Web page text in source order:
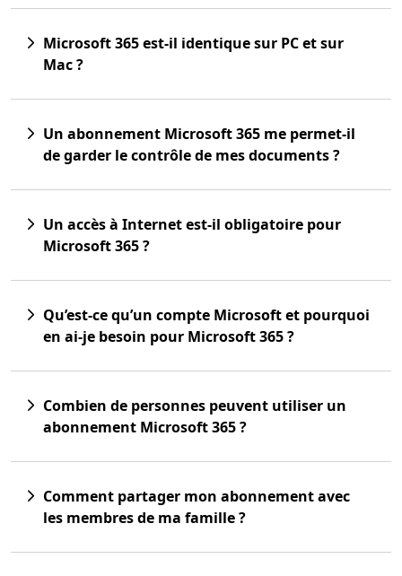
Microsoft 365 est-il identique sur PC et sur
Mac ?
Un abonnement Microsoft 365 me permet-il
de garder le contrôle de mes documents ?
Un accès à Internet est-il obligatoire pour
Microsoft 365 ?
Qu’est-ce qu’un compte Microsoft et pourquoi
en ai-je besoin pour Microsoft 365 ?
Combien de personnes peuvent utiliser un
abonnement Microsoft 365 ?
Comment partager mon abonnement avec
les membres de ma famille ?